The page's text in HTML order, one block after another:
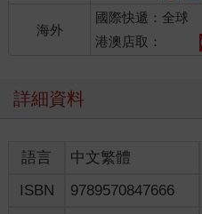
那時她叫陳平，才十六歲──也
在附近，見我來到，一溜煙逃走
實那時我並不認識三毛，她那篇
戀的故事，的確很奇特，處處透
與約瑟戈登主演的，一部好萊塢
海外
國際快遞：全球
港澳店取：
詳細資料
語言 中文繁體
ISBN
9789570847666